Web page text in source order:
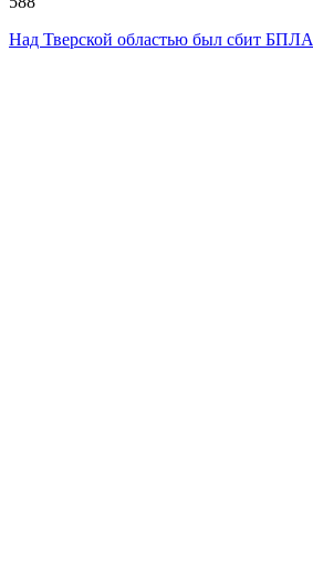
Над Тверской областью был сбит БПЛА